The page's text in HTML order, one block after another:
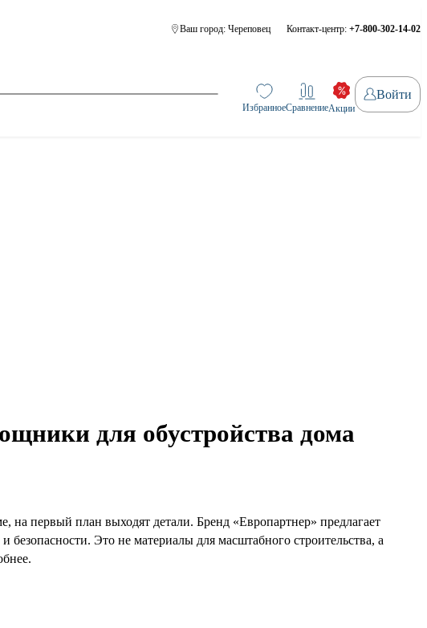
Ваш город: Череповец Контакт-центр: +7-800-302-14-02
ИзбранноеСравнениеАкции
Войти
для обустройства дома
на первый план выходят детали. Бренд «Европартнер» предлагает
Это не материалы для масштабного строительства, а